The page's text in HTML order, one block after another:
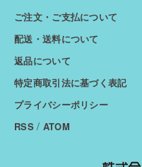
ご注文・ご支払について
配送・送料について
返品について
特定商取引法に基づく表記
プライバシーポリシー
RSS/ ATOM